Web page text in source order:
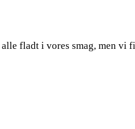
fladt i vores smag, men vi